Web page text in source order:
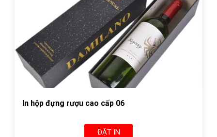
In hộp đựng rượu cao cấp 06
ĐẶT IN